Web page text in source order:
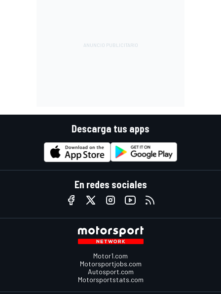
Descarga tus apps
En redes sociales
Motor1.com
Motorsportjobs.com
Autosport.com
Motorsportstats.com